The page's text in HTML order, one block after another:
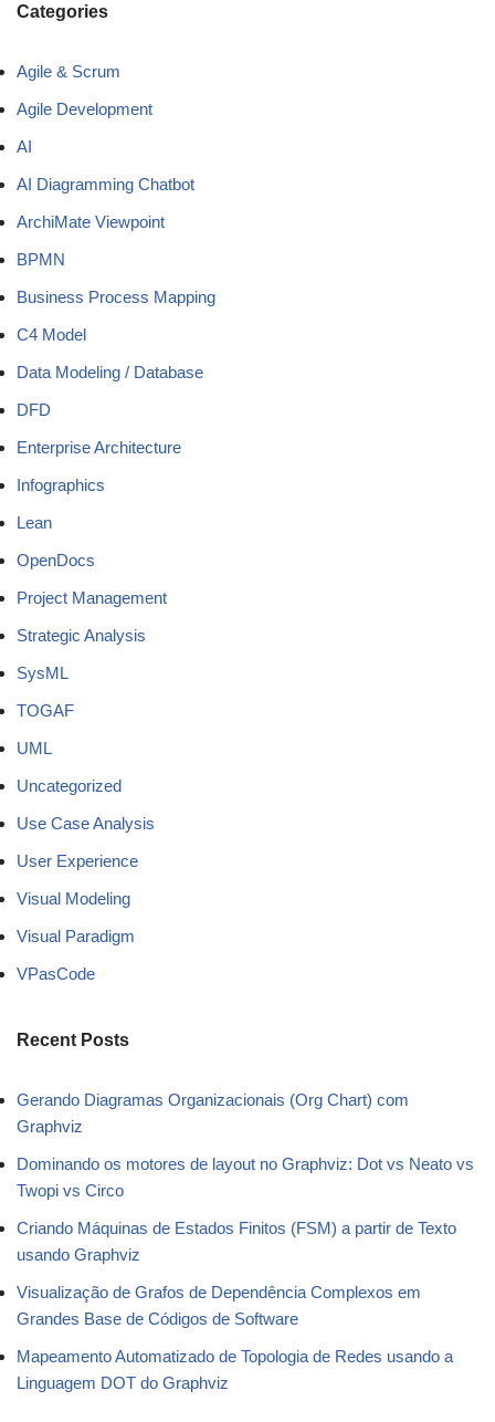
Categories
Agile & Scrum
Agile Development
AI
AI Diagramming Chatbot
ArchiMate Viewpoint
BPMN
Business Process Mapping
C4 Model
Data Modeling / Database
DFD
Enterprise Architecture
Infographics
Lean
OpenDocs
Project Management
Strategic Analysis
SysML
TOGAF
UML
Uncategorized
Use Case Analysis
User Experience
Visual Modeling
Visual Paradigm
VPasCode
Recent Posts
Gerando Diagramas Organizacionais (Org Chart) com
Graphviz
Dominando os motores de layout no Graphviz: Dot vs Neato vs
Twopi vs Circo
Criando Máquinas de Estados Finitos (FSM) a partir de Texto
usando Graphviz
Visualização de Grafos de Dependência Complexos em
Grandes Base de Códigos de Software
Mapeamento Automatizado de Topologia de Redes usando a
Linguagem DOT do Graphviz